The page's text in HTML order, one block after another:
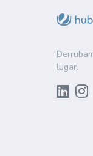
lugar.